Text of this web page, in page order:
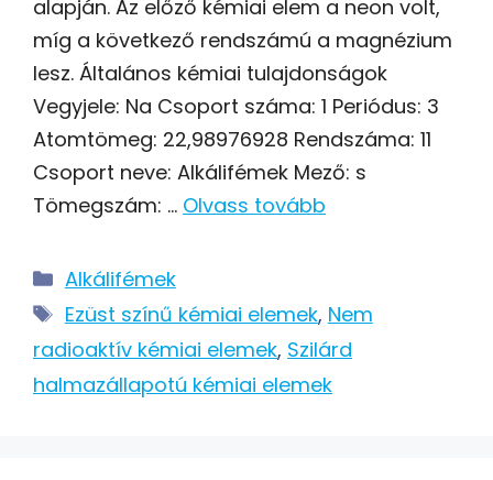
alapján. Az előző kémiai elem a neon volt,
míg a következő rendszámú a magnézium
lesz. Általános kémiai tulajdonságok
Vegyjele: Na Csoport száma: 1 Periódus: 3
Atomtömeg: 22,98976928 Rendszáma: 11
Csoport neve: Alkálifémek Mező: s
Tömegszám: … Olvass tovább
Kategória
Alkálifémek
Címkék
Ezüst színű kémiai elemek, Nem
radioaktív kémiai elemek, Szilárd
halmazállapotú kémiai elemek